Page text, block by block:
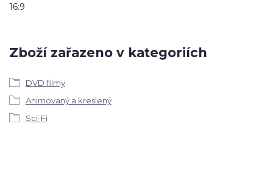
16:9
Zboží zařazeno v kategoriích
DVD filmy
Animovaný a kreslený
Sci-Fi